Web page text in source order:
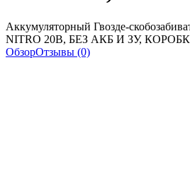
Аккумуляторный Гвозде-
NITRO 20В, БЕЗ АКБ И ЗУ,
ОбзорОтзывы (0)